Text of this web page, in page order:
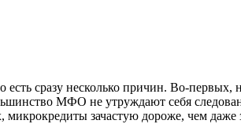
есть сразу несколько причин. Во-
МФО не утруждают себя
микрокредиты зачастую дороже, чем даже